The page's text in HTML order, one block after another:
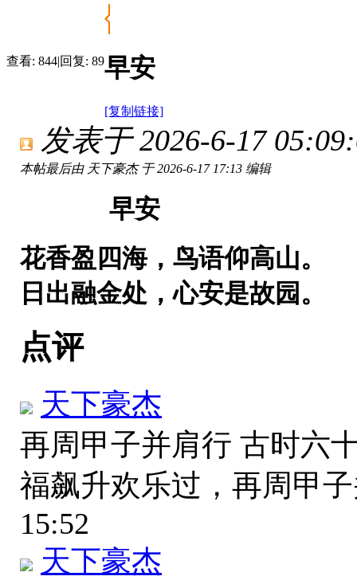
查看: 844|回复: 89早安
[复制链接]
发表于 2026-6-17
本帖最后由 天下豪杰 于 2026-6-17 17:13 编辑
早安
花香盈四海，鸟语仰高山。
日出融金处，心安是故园。
点评
天下豪杰
再周甲子并肩行 古时六
福飙升欢乐过，再周甲
15:52
天下豪杰